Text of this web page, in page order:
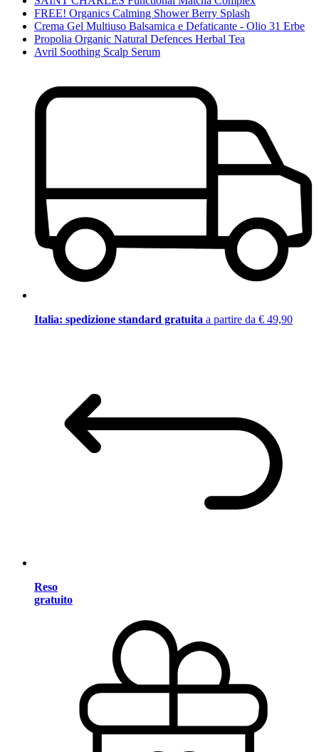
FREE! Organics Calming Shower Berry Splash
Crema Gel Multiuso Balsamica e Defaticante - Olio 31 Erbe
Propolia Organic Natural Defences Herbal Tea
Avril Soothing Scalp Serum
Italia: spedizione standard gratuita a partire da € 49,90
Reso
gratuito